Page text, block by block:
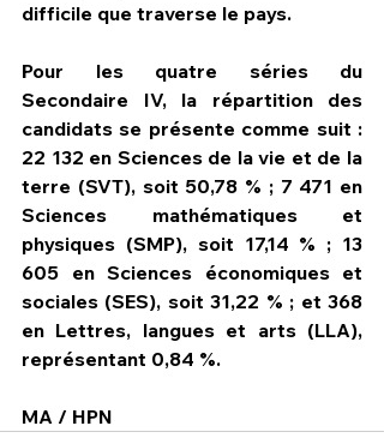
difficile que traverse le pays.
Pour les quatre séries du
Secondaire IV, la répartition des
candidats se présente comme suit :
22 132 en Sciences de la vie et de la
terre (SVT), soit 50,78 % ; 7 471 en
Sciences mathématiques et
physiques (SMP), soit 17,14 % ; 13
605 en Sciences économiques et
sociales (SES), soit 31,22 % ; et 368
en Lettres, langues et arts (LLA),
représentant 0,84 %.
MA / HPN